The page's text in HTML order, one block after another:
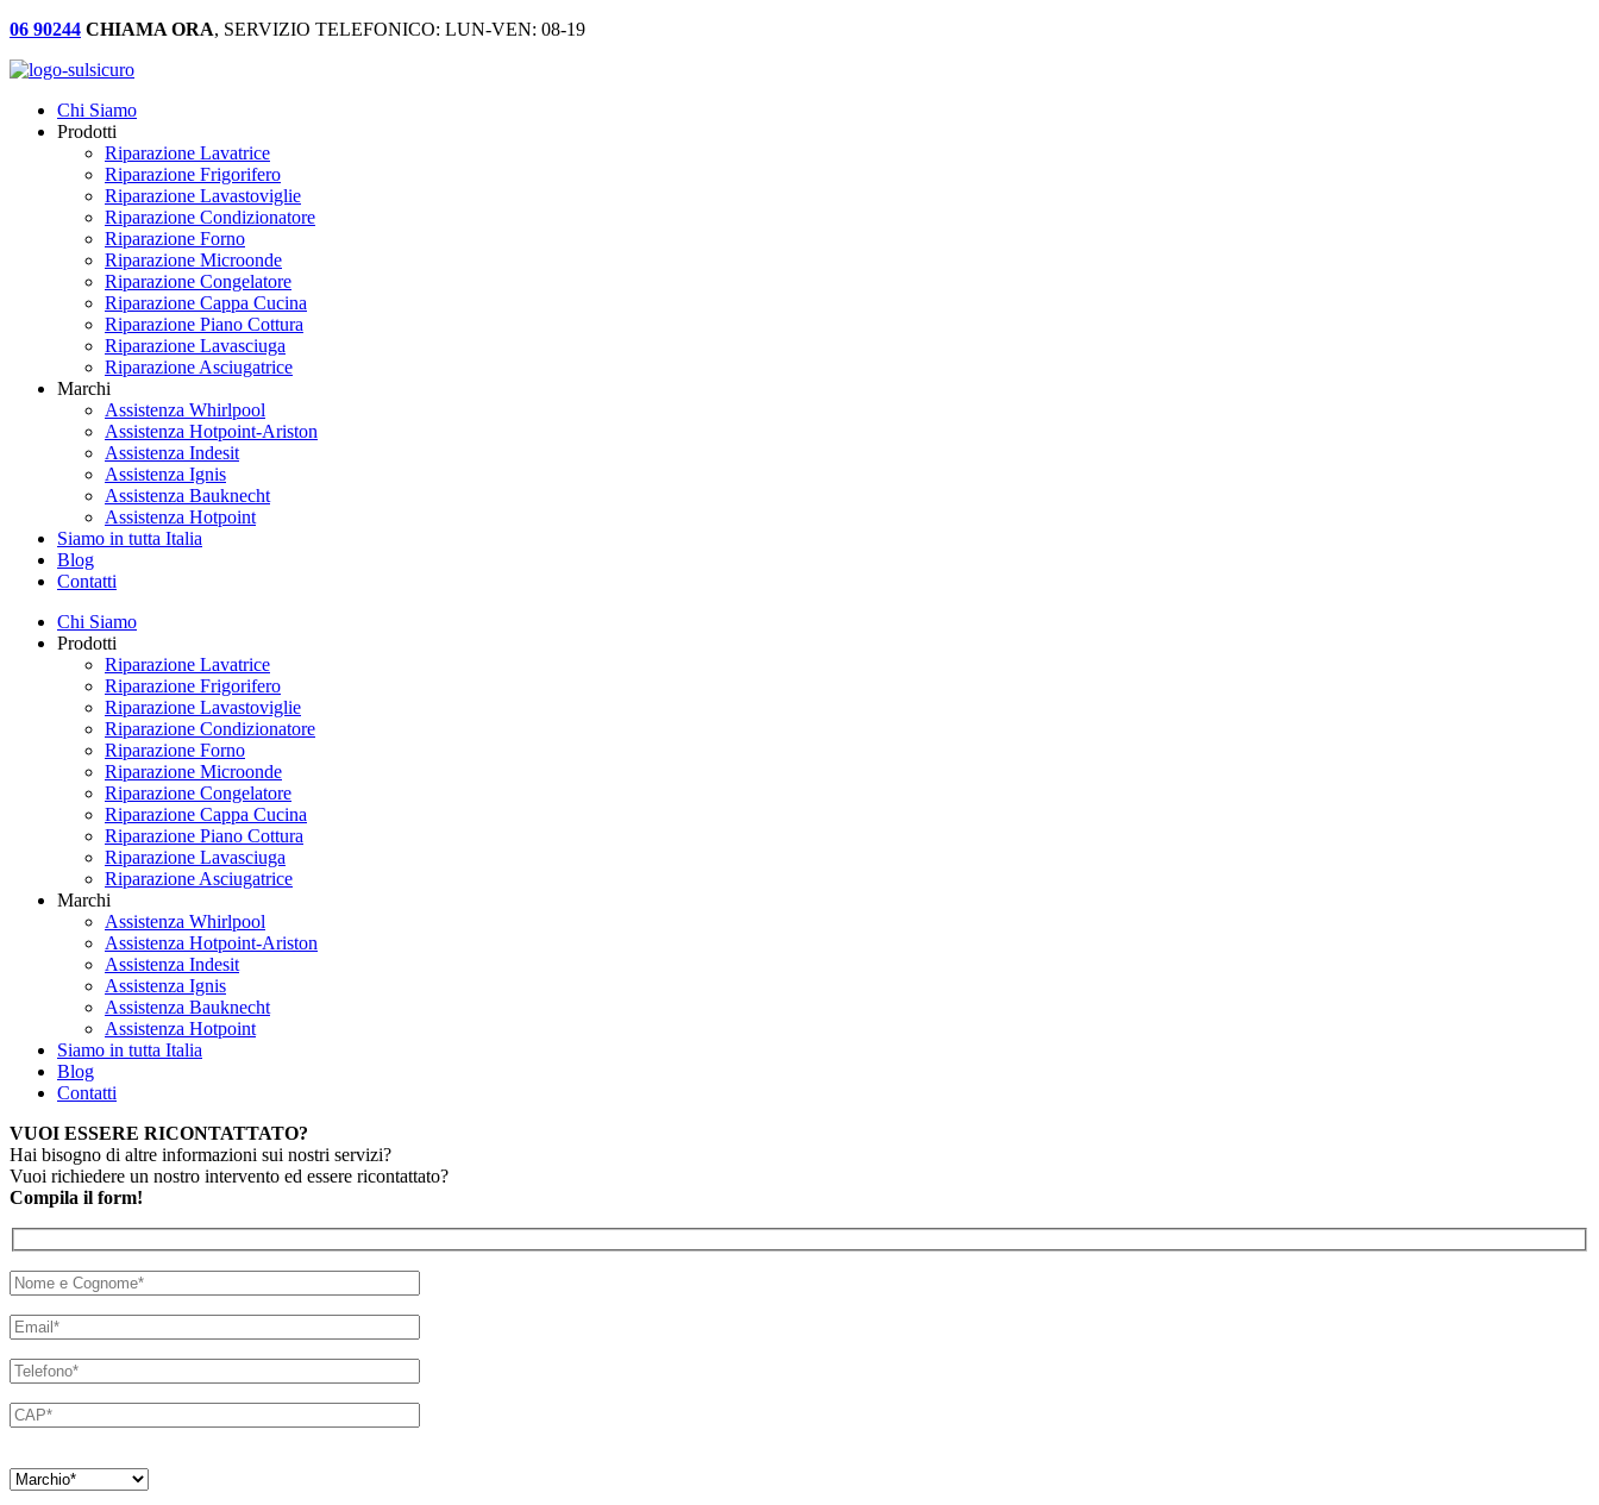
06 90244 CHIAMA ORA, SERVIZIO TELEFONICO: LUN-VEN: 08-19
Chi Siamo
Prodotti
Riparazione Lavatrice
Riparazione Frigorifero
Riparazione Lavastoviglie
Riparazione Condizionatore
Riparazione Forno
Riparazione Microonde
Riparazione Congelatore
Riparazione Cappa Cucina
Riparazione Piano Cottura
Riparazione Lavasciuga
Riparazione Asciugatrice
Marchi
Assistenza Whirlpool
Assistenza Hotpoint-Ariston
Assistenza Indesit
Assistenza Ignis
Assistenza Bauknecht
Assistenza Hotpoint
Siamo in tutta Italia
Blog
Contatti
Chi Siamo
Prodotti
Riparazione Lavatrice
Riparazione Frigorifero
Riparazione Lavastoviglie
Riparazione Condizionatore
Riparazione Forno
Riparazione Microonde
Riparazione Congelatore
Riparazione Cappa Cucina
Riparazione Piano Cottura
Riparazione Lavasciuga
Riparazione Asciugatrice
Marchi
Assistenza Whirlpool
Assistenza Hotpoint-Ariston
Assistenza Indesit
Assistenza Ignis
Assistenza Bauknecht
Assistenza Hotpoint
Siamo in tutta Italia
Blog
Contatti
VUOI ESSERE RICONTATTATO?
Hai bisogno di altre informazioni sui nostri servizi?
Vuoi richiedere un nostro intervento ed essere ricontattato?
Compila il form!